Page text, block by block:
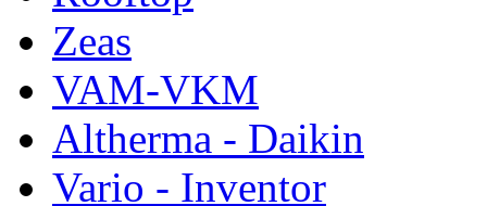
Zeas
VAM-VKM
Altherma - Daikin
Vario - Inventor